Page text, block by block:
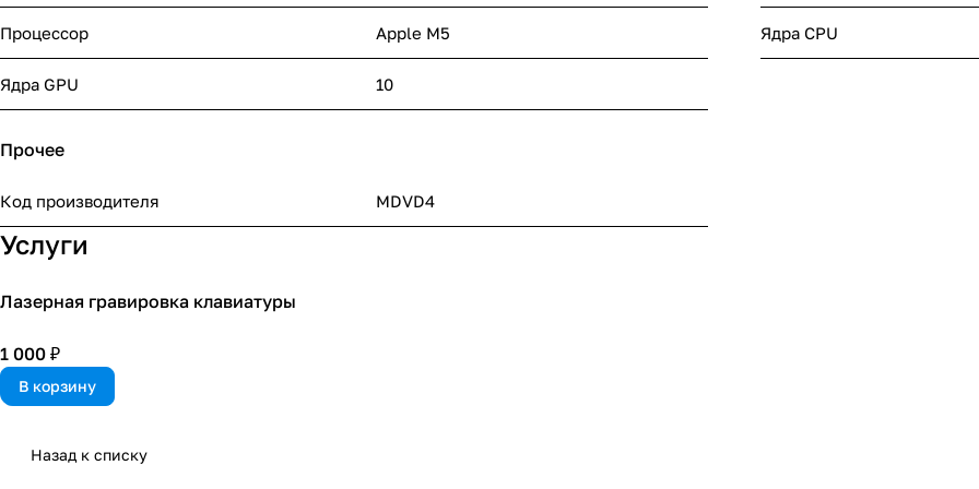
Процессор Apple M5 Ядра CPU
Ядра GPU 10
Прочее
Код производителя MDVD4
Услуги
Лазерная гравировка клавиатуры
1 000 ₽
В корзину
Назад к списку